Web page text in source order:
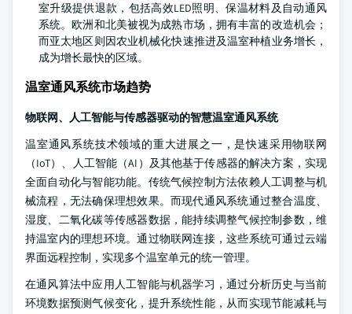
室升级提供退款，包括高效LED照明、保温材料及自动通风
系统。欧洲和北美被视为成熟市场，拥有丰富的改造机会；
而亚太地区则因农业机械化快速推进及温室种植业务增长，
成为增长最快的区域。
温室通风系统市场趋势
物联网、人工智能与传感器驱动的智慧温室通风系统
温室通风系统技术领域的重大进展之一，是快速采用物联网
（IoT）、人工智能（AI）及其他基于传感器的解决方案，实现
全面自动化与智能功能。传统气候控制方法依赖人工调整与机
械流程，无法确保理想效果。而现代通风系统通过整合温度、
湿度、二氧化碳等传感器数据，能持续调整气候控制参数，维
持温室内的理想环境。通过物联网连接，这些系统可通过云端
界面远程控制，实现多个温室单元的统一管理。
在通风算法中应用人工智能与机器学习，通过分析历史与当前
环境数据预测气候变化，提升系统性能，从而实现节能减耗与